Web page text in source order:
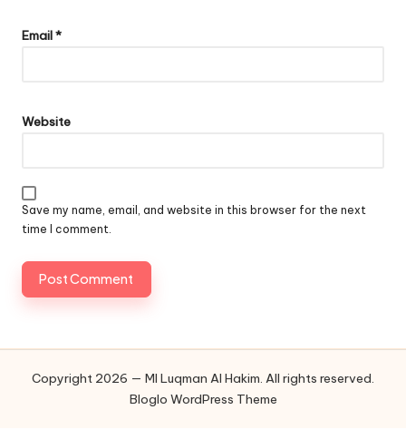
Email*
Website
Save my name, email, and website in this browser for the next
time I comment.
Copyright 2026 — MI Luqman Al Hakim. All rights reserved.
Bloglo WordPress Theme